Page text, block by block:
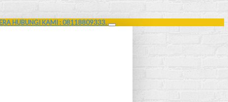
HUBUNGI KAMI : 08118809333.